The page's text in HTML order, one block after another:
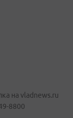
на vladnews.ru
8800